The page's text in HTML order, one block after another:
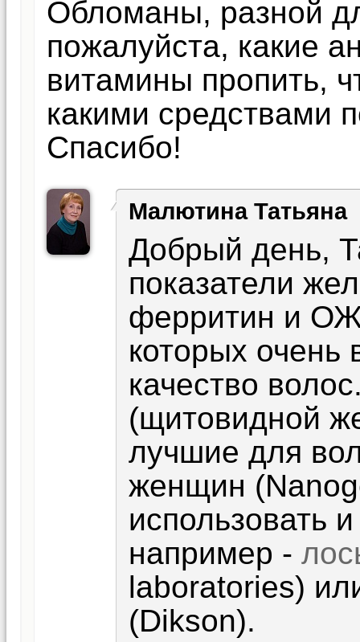
Обломаны, разной
пожалуйста, какие
витамины пропить,
какими средствами
Спасибо!
Малютина Татьяна
Добрый день,
показатели
ферритин и
которых очень
качество
(щитовидной
лучшие для
женщин
использовать
например -
laboratories)
(Dikson).